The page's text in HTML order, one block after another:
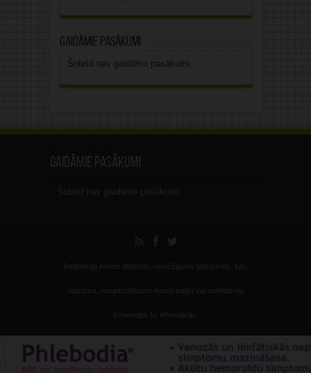
Gaidāmie pasākumi
Šobrīd nav gaidāmo pasākumi.
Gaidāmie pasākumi
Šobrīd nav gaidāmo pasākumi.
Redakcija nenes atbildību sarežģījumu gadījumos, kas